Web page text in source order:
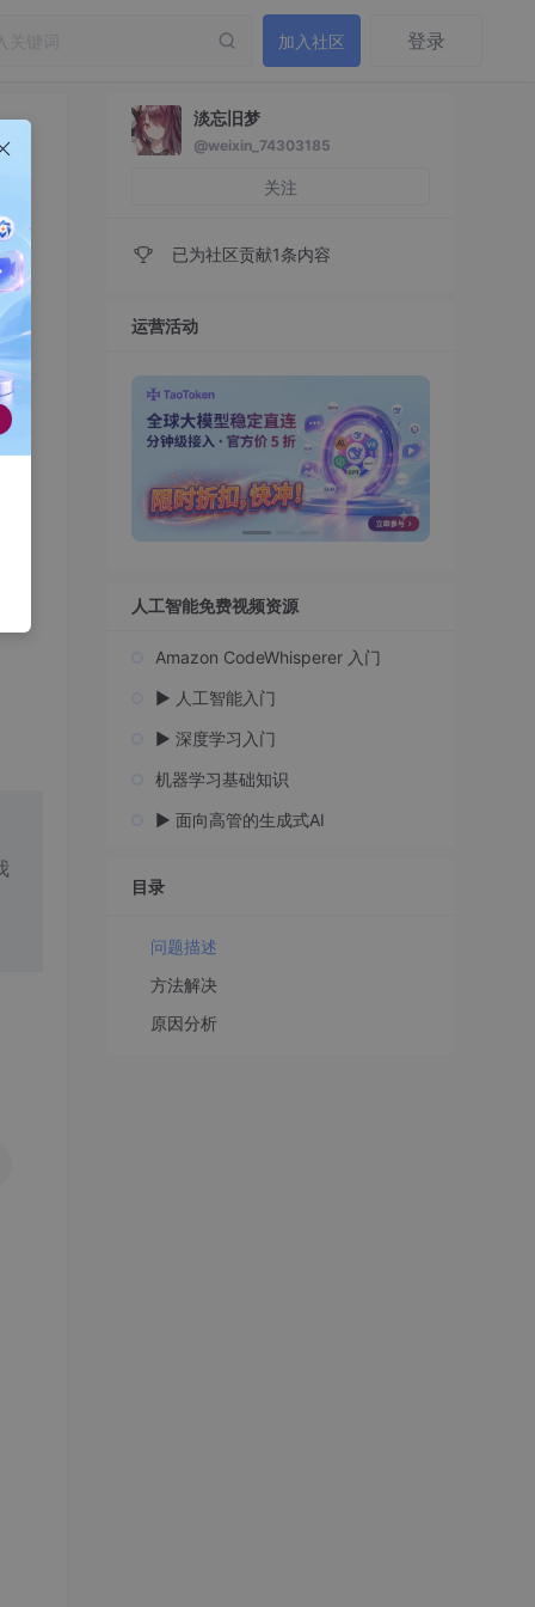
加入社区 登录
淡忘旧梦
@weixin_74303185
关注
已为社区贡献1条内容
运营活动
人工智能免费视频资源
Amazon CodeWhisperer 入门
▶️ 人工智能入门
▶️ 深度学习入门
机器学习基础知识
▶️ 面向高管的生成式AI
目录
问题描述
方法解决
原因分析